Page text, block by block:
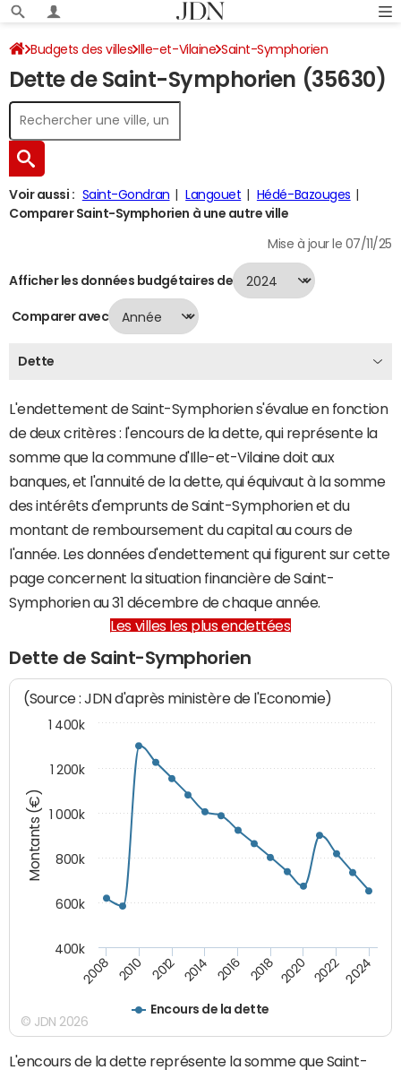
Budgets des villes Ille-et-Vilaine Saint-Symphorien
Dette au 31/12/2024
Dette de Saint-Symphorien (35630)
Voir aussi : Saint-Gondran Langouet
Hédé-Bazouges
Comparer Saint-Symphorien à une autre ville
Mise à jour le 07/11/25
Afficher les données budgétaires de
Comparer avec
Dette
L'endettement de Saint-Symphorien s'évalue en fonction
de deux critères : l'encours de la dette, qui représente la
somme que la commune d'Ille-et-Vilaine doit aux
banques, et l'annuité de la dette, qui équivaut à la somme
des intérêts d'emprunts de Saint-Symphorien et du
montant de remboursement du capital au cours de
l'année. Les données d'endettement qui figurent sur cette
page concernent la situation financière de Saint-
Symphorien au 31 décembre de chaque année.
Les villes les plus endettées
Dette de Saint-Symphorien
Montants (€)
(Source : JDN d'après ministère de l'Economie)
Encours de la dette
2008 2010 2012 2014 2016 2018 2020 2022 2024
400k
600k
800k
1 000k
1 200k
1 400k
© JDN 2026
L'encours de la dette représente la somme que Saint-